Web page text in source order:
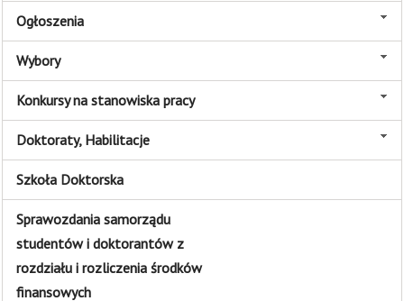
Ogłoszenia
Wybory
Konkursy na stanowiska pracy
Doktoraty, Habilitacje
Szkoła Doktorska
Sprawozdania samorządu
studentów i doktorantów z
rozdziału i rozliczenia środków
finansowych